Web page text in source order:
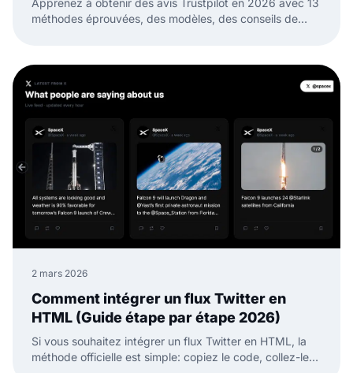
méthodes éprouvées, des modèles, des conseils de
2 mars 2026
Comment intégrer un flux Twitter en
HTML (Guide étape par étape 2026)
Si vous souhaitez intégrer un flux Twitter en HTML, la
méthode officielle est simple: copiez le code, collez-le